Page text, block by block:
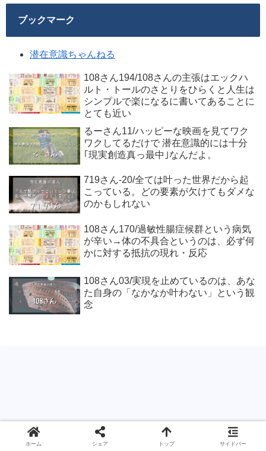
ブックマーク
潜在意識ちゃんねる
108さん194/108さんの主張はエックハ
ルト・トールのさとりをひらくと人生は
シンプルで楽になるに書いてあることに
とても近い
るーさん11/ハッピーな映画を見てワク
ワクしてるだけで 潜在意識的には十分
｢現実創造真っ最中｣なんだよ。
719さん-20/全ては叶った世界だから起
こっている。どの要素が欠けてもダメな
のかもしれない
108さん170/過敏性腸症候群という病気
が辛い→体の不具合というのは、必ず何
かに対する抵抗の現れ・反応
108さん03/実現を止めているのは、あな
た自身の「なかなか叶わない」という観
念
ホーム シェア トップ サイドバー